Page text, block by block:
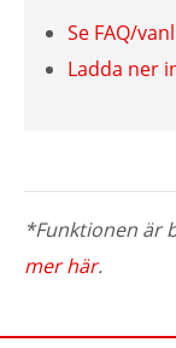
Se FAQ/
Ladda ner
*Funktionen är
mer här.